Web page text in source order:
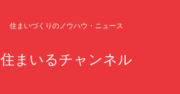
住まいづくりのノウハウ・ニュース
住まいるチャンネル